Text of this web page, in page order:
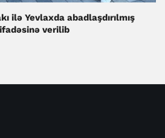
ilə Yevlaxda abadlaşdırılmış
verilib